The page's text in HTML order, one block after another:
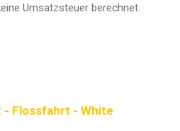
Umsatzsteuer berechnet.